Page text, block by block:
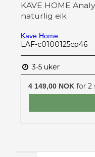
KAVE HOME
naturlig eik
Kave Home
LAF-c0100125cp46
3-5 uker
4 149,00 NOK for 2